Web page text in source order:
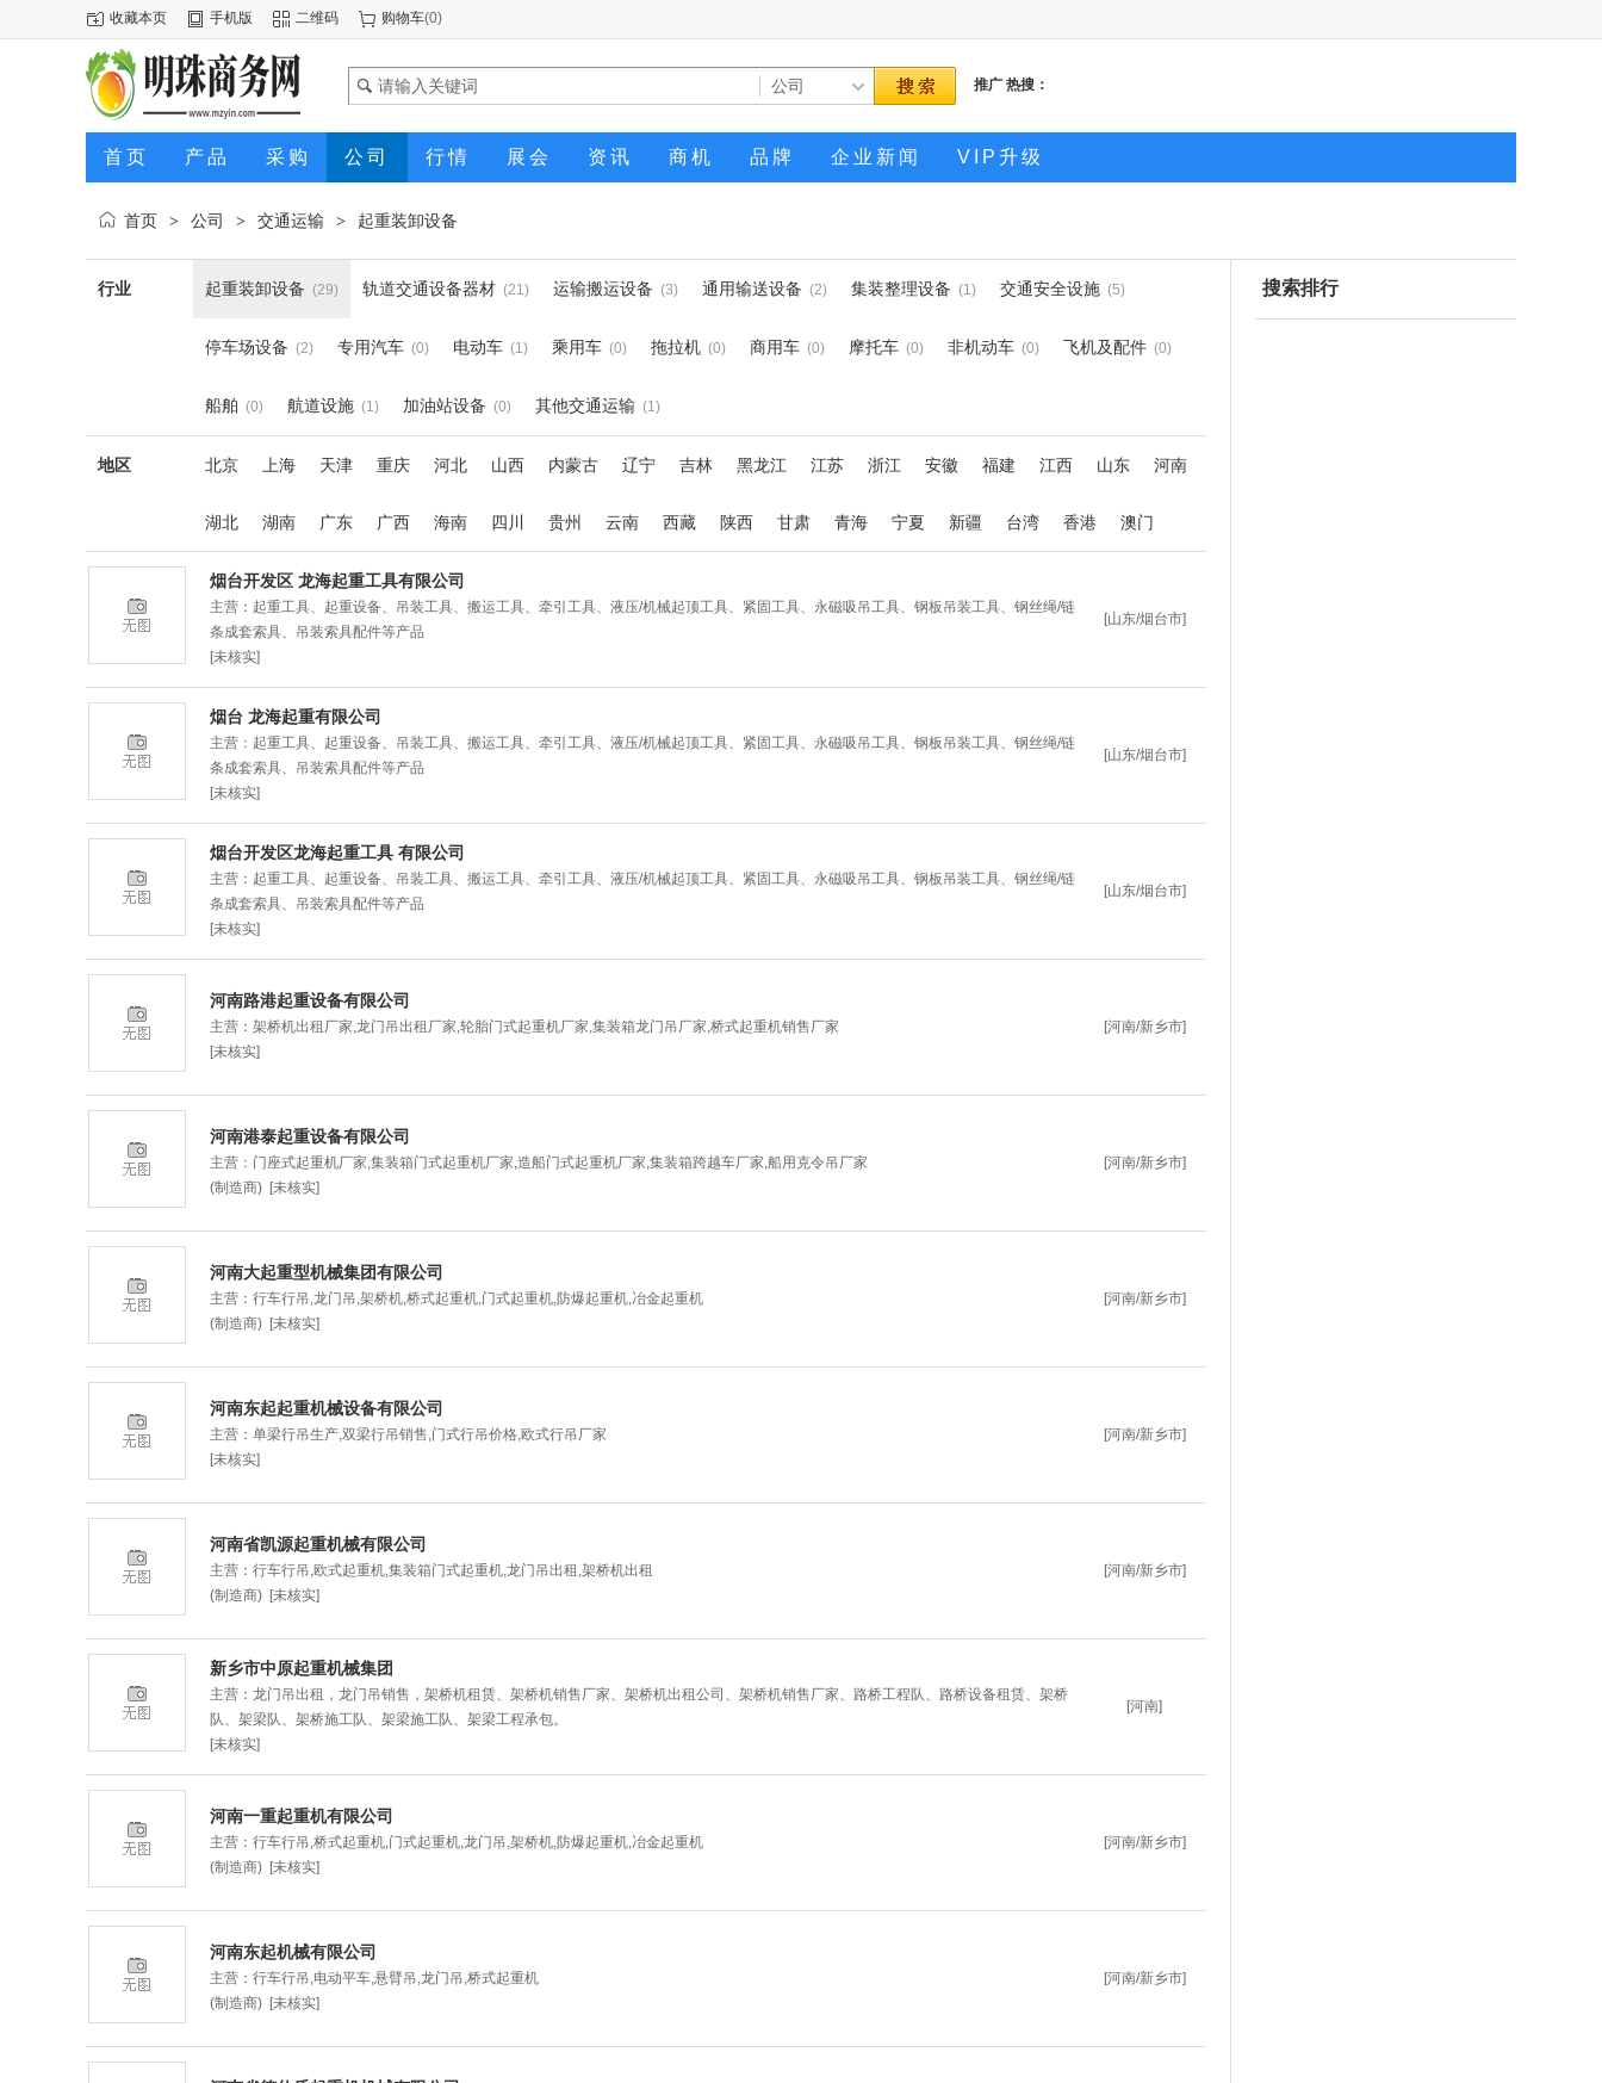
收藏本页 手机版 二维码 购物车(0)
推广 热搜：
首页 产品 采购 公司 行情 展会 资讯 商机 品牌 企业新闻 VIP升级
首页 > 公司 > 交通运输 > 起重装卸设备
行业 起重装卸设备 (29) 轨道交通设备器材 (21) 运输搬运设备 (3) 通用输送设备 (2) 集装整理设备 (1) 交通安全设施 (5)
停车场设备 (2) 专用汽车 (0) 电动车 (1) 乘用车 (0) 拖拉机 (0) 商用车 (0) 摩托车 (0) 非机动车 (0) 飞机及配件 (0)
船舶 (0) 航道设施 (1) 加油站设备 (0) 其他交通运输 (1)
地区 北京 上海 天津 重庆 河北 山西 内蒙古 辽宁 吉林 黑龙江 江苏 浙江 安徽 福建 江西 山东 河南
湖北 湖南 广东 广西 海南 四川 贵州 云南 西藏 陕西 甘肃 青海 宁夏 新疆 台湾 香港 澳门
烟台开发区 龙海起重工具有限公司
主营：起重工具、起重设备、吊装工具、搬运工具、牵引工具、液压/机械起顶工具、紧固工具、永磁吸吊工具、钢板吊装工具、钢丝绳/链
条成套索具、吊装索具配件等产品
[未核实]
[山东/烟台市]
烟台 龙海起重有限公司
主营：起重工具、起重设备、吊装工具、搬运工具、牵引工具、液压/机械起顶工具、紧固工具、永磁吸吊工具、钢板吊装工具、钢丝绳/链
条成套索具、吊装索具配件等产品
[未核实]
[山东/烟台市]
烟台开发区龙海起重工具 有限公司
主营：起重工具、起重设备、吊装工具、搬运工具、牵引工具、液压/机械起顶工具、紧固工具、永磁吸吊工具、钢板吊装工具、钢丝绳/链
条成套索具、吊装索具配件等产品
[未核实]
[山东/烟台市]
河南路港起重设备有限公司
主营：架桥机出租厂家,龙门吊出租厂家,轮胎门式起重机厂家,集装箱龙门吊厂家,桥式起重机销售厂家
[未核实]
[河南/新乡市]
河南港泰起重设备有限公司
主营：门座式起重机厂家,集装箱门式起重机厂家,造船门式起重机厂家,集装箱跨越车厂家,船用克令吊厂家
(制造商) [未核实]
[河南/新乡市]
河南大起重型机械集团有限公司
主营：行车行吊,龙门吊,架桥机,桥式起重机,门式起重机,防爆起重机,冶金起重机
(制造商) [未核实]
[河南/新乡市]
河南东起起重机械设备有限公司
主营：单梁行吊生产,双梁行吊销售,门式行吊价格,欧式行吊厂家
[未核实]
[河南/新乡市]
河南省凯源起重机械有限公司
主营：行车行吊,欧式起重机,集装箱门式起重机,龙门吊出租,架桥机出租
(制造商) [未核实]
[河南/新乡市]
新乡市中原起重机械集团
主营：龙门吊出租，龙门吊销售，架桥机租赁、架桥机销售厂家、架桥机出租公司、架桥机销售厂家、路桥工程队、路桥设备租赁、架桥
队、架梁队、架桥施工队、架梁施工队、架梁工程承包。
[未核实]
[河南]
河南一重起重机有限公司
主营：行车行吊,桥式起重机,门式起重机,龙门吊,架桥机,防爆起重机,冶金起重机
(制造商) [未核实]
[河南/新乡市]
河南东起机械有限公司
主营：行车行吊,电动平车,悬臂吊,龙门吊,桥式起重机
(制造商) [未核实]
[河南/新乡市]
搜索排行